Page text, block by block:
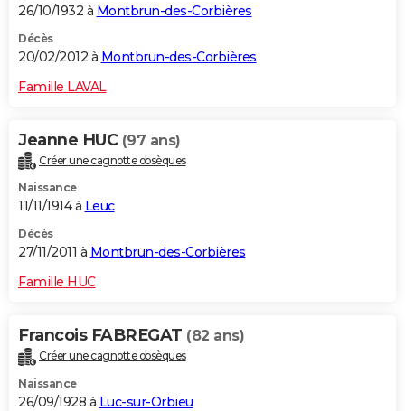
26/10/1932 à Montbrun-des-Corbières
Décès
20/02/2012 à Montbrun-des-Corbières
Famille LAVAL
Jeanne HUC (97 ans)
Créer une cagnotte obsèques
Naissance
11/11/1914 à Leuc
Décès
27/11/2011 à Montbrun-des-Corbières
Famille HUC
Francois FABREGAT (82 ans)
Créer une cagnotte obsèques
Naissance
26/09/1928 à Luc-sur-Orbieu